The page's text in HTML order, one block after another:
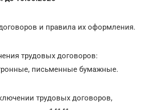
и правила их оформления.
трудовых договоров:
письменные бумажные.
трудовых договоров,